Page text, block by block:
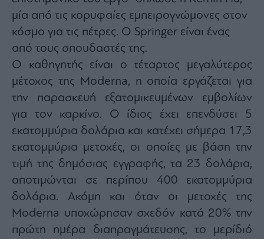
The
Value
Investor
Crypto
Χρηματιστηριακές
Ανακοινώσεις
Creative
Content
Branded
Content
Reports
&
Branded
Content
Calendar
Monocle
μία από τις κορυφαίες εμπειρογνώμονες στον
κόσμο για τις πέτρες. Ο Springer είναι ένας
από τους σπουδαστές της.
Ο καθηγητής είναι ο τέταρτος μεγαλύτερος
μέτοχος της Moderna, η οποία εργάζεται για
την παρασκευή εξατομικευμένων εμβολίων
για τον καρκίνο. Ο ίδιος έχει επενδύσει 5
εκατομμύρια δολάρια και κατέχει σήμερα 17,3
εκατομμύρια μετοχές, οι οποίες με βάση την
τιμή της δημόσιας εγγραφής, τα 23 δολάρια,
αποτιμώνται σε περίπου 400 εκατομμύρια
δολάρια. Ακόμη και όταν οι μετοχές της
Moderna υποχώρησαν σχεδόν κατά 20% την
πρώτη ημέρα διαπραγμάτευσης, το μερίδιό